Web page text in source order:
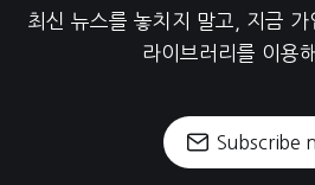
최신 뉴스를 놓치지 말고, 지금
라이브러리를 이용
Subscribe